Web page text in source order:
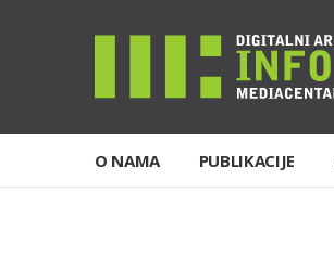
O NAMA PUBLIKACIJE